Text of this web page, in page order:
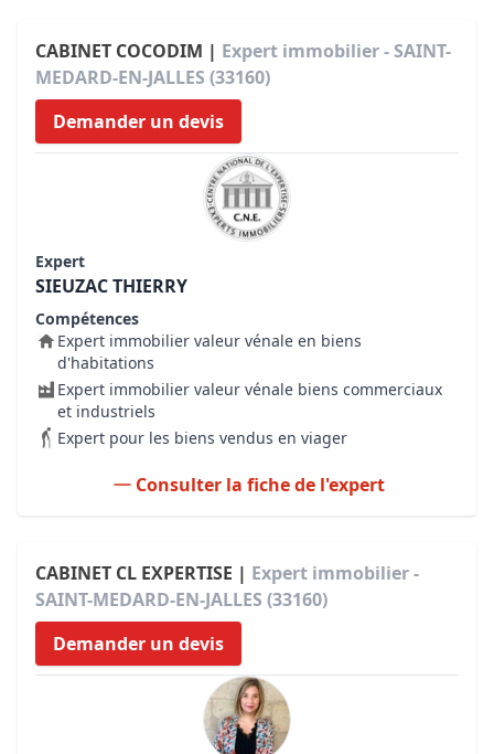
CABINET COCODIM | Expert immobilier - SAINT-
MEDARD-EN-JALLES (33160)
Demander un devis
Expert
SIEUZAC THIERRY
Compétences
Expert immobilier valeur vénale en biens
d'habitations
Expert immobilier valeur vénale biens commerciaux
et industriels
Expert pour les biens vendus en viager
Consulter la fiche de l'expert
CABINET CL EXPERTISE | Expert immobilier -
SAINT-MEDARD-EN-JALLES (33160)
Demander un devis